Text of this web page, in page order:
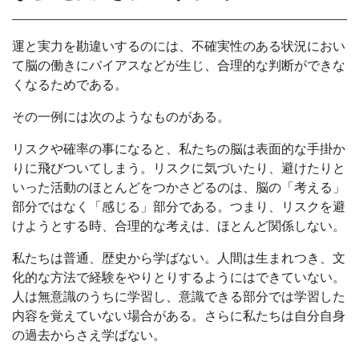
運と実力を勘違いするのには、不確実性のある状況におい
て脳の働きにバイアスなどが生じ、合理的な判断ができな
くなるためである。
その一例には次のようなものがある。
リスクや確率の事になると、私たちの脳は表面的な手掛か
りに飛びついてしまう。リスクに気づいたり、避けたりと
いった活動のほとんどをつかさどるのは、脳の「考える」
部分ではなく「感じる」部分である。つまり、リスクを避
けようとする時、合理的な考えは、ほとんど関係しない。
私たちは普通、歴史から学ばない。人間は生まれつき、文
化的な方法で経験をやりとりするようにはできていない。
人は無意識のうちに学習し、意識できる部分では学習した
内容を覚えていない場合がある。さらに私たちは自分自身
の過去からさえ学ばない。